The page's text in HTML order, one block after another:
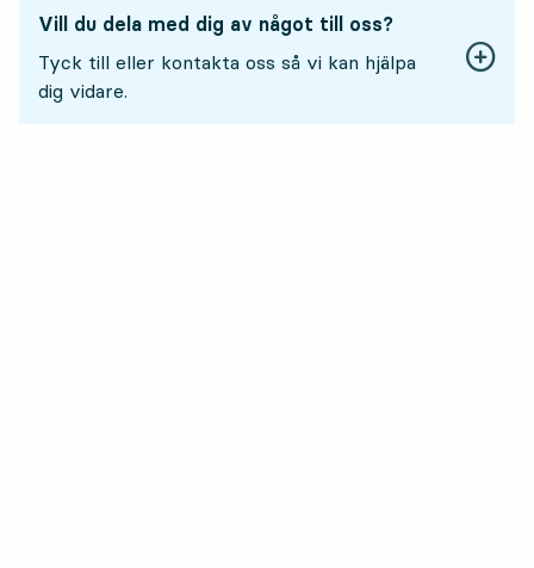
Vill du dela med dig av något till oss?
Tyck till eller kontakta oss så vi kan hjälpa
dig vidare.